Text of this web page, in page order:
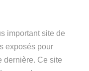
important site de
exposés pour
dernière. Ce site